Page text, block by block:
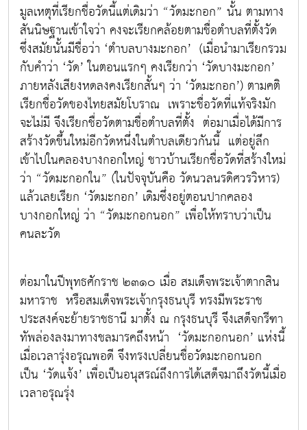
มูลเหตุที่เรียกชื่อวัดนี้แต่เดิมว่า “วัดมะกอก” นั้น ตามทาง
สันนิษฐานเข้าใจว่า คงจะเรียกคล้อยตามชื่อตำบลที่ตั้งวัด
ซึ่งสมัยนั้นมีชื่อว่า ‘ตำบลบางมะกอก’ (เมื่อนำมาเรียกรวม
กับคำว่า ‘วัด’ ในตอนแรกๆ คงเรียกว่า ‘วัดบางมะกอก’
ภายหลังเสียงหดลงคงเรียกสั้นๆ ว่า ‘วัดมะกอก’) ตามคติ
เรียกชื่อวัดของไทยสมัยโบราณ เพราะชื่อวัดที่แท้จริงมัก
จะไม่มี จึงเรียกชื่อวัดตามชื่อตำบลที่ตั้ง ต่อมาเมื่อได้มีการ
สร้างวัดขึ้นใหม่อีกวัดหนึ่งในตำบลเดียวกันนี้ แต่อยู่ลึก
เข้าไปในคลองบางกอกใหญ่ ชาวบ้านเรียกชื่อวัดที่สร้างใหม่
ว่า “วัดมะกอกใน” (ในปัจจุบันคือ วัดนวลนรดิศวรวิหาร)
แล้วเลยเรียก ‘วัดมะกอก’ เดิมซึ่งอยู่ตอนปากคลอง
บางกอกใหญ่ ว่า “วัดมะกอกนอก” เพื่อให้ทราบว่าเป็น
คนละวัด
ต่อมาในปีพุทธศักราช ๒๓๑๐ เมื่อ สมเด็จพระเจ้าตากสิน
มหาราช หรือสมเด็จพระเจ้ากรุงธนบุรี ทรงมีพระราช
ประสงค์จะย้ายราชธานี มาตั้ง ณ กรุงธนบุรี จึงเสด็จกรีฑา
ทัพล่องลงมาทางชลมารคถึงหน้า ‘วัดมะกอกนอก’ แห่งนี้
เมื่อเวลารุ่งอรุณพอดี จึงทรงเปลี่ยนชื่อวัดมะกอกนอก
เป็น ‘วัดแจ้ง’ เพื่อเป็นอนุสรณ์ถึงการได้เสด็จมาถึงวัดนี้เมื่อ
เวลาอรุณรุ่ง